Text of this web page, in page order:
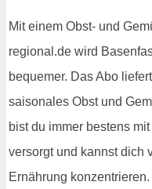
Mit einem Obst- und
regional.de wird
bequemer. Das Abo
saisonales Obst und
bist du immer bestens
versorgt und kannst dich
Ernährung konzentrieren.